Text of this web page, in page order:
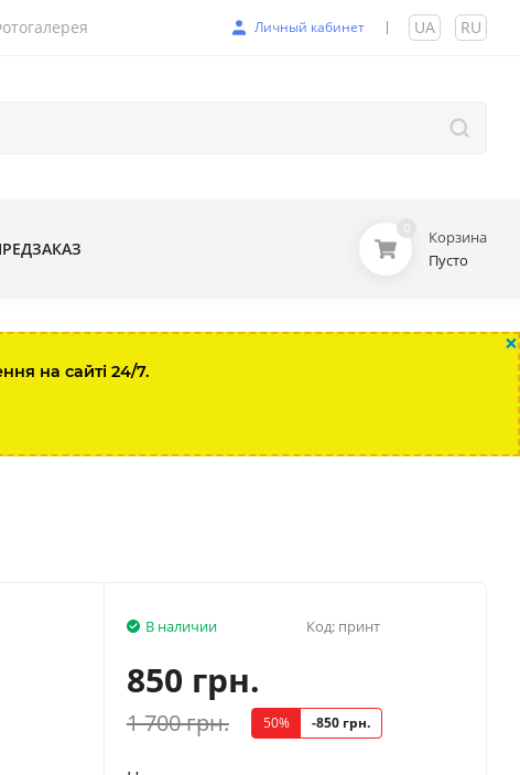
Личный кабинет UA RU
0
Корзина
Пусто
×
на сайті 24/7.
В наличии Код: принт
850 грн.
1 700 грн. 50% -850 грн.